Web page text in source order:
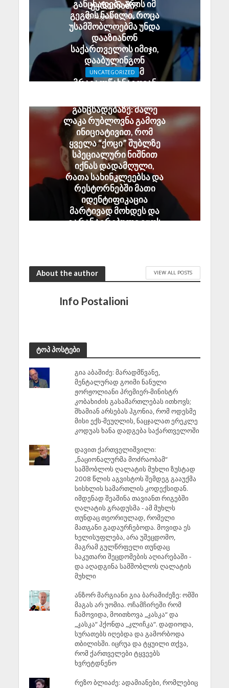
უკრაინაში?
August 8, 2026
განცხადება არის იმ
გეგმის ნაწილი, როცა
უსამშობლოებმა უნდა
დააზიანონ
საქართველოს იმიჯი,
დააბულინგონ
ტურისტები; ამ
მრავალწახნაგოვან
August 6, 2026
UNCATEGORIZED
განცხადებაზე: მალე
ლაკა რუბლოვნა გამოვა
ინიციატივით, რომ
ყველა “ქოცი” შუბლზე
სპეციალური ნიშნით
იქნას დადამღული,
რათა სახინკლეებსა და
რესტორნებში მათი
იდენტიფიკაცია
მარტივად მოხდეს და
გარანტირებული იყოს
About the author VIEW ALL POSTS
Info Postalioni
ტოპ პოსტები
გია აბაშიძე: მარადმწვანე,
მენტალურად გოიმი ნანული
ჟორჟოლიანი პრემიერ-მინისტრ
კობახიძის გასამართლებას ითხოვს;
შხამიან არსებას ჰგონია, რომ ოდესმე
მისი ექს-მეუღლის, ნაცჯალათ ერეკლე
კოდუას ხანა დადგება საქართველოში
დავით ქართველიშვილი:
„ნაციონალურმა მოძრაობამ“
სამშობლოს ღალატის მუხლი ზუსტად
2008 წლის აგვისტოს შემდეგ გააუქმა
სისხლის სამართლის კოდექსიდან.
იმდენად შეაშინა თავიანთ რიგებში
ღალატის გრადუსმა - ამ მუხლს
თუნდაც თეორიულად, რომელი
მათგანი გადაურჩებოდა. მოვიდა ეს
ხელისუფლება, არა უშეცდომო,
მაგრამ გულწრფელი თუნდაც
საკუთარი შეცდომების აღიარებაში -
და აღადგინა სამშობლოს ღალატის
მუხლი
ანზორ მარგიანი გია ბარამიძეზე: ომში
მაგას არ უომია. ოჩამჩირეში რომ
ჩამოვიდა, მოითხოვა „კასკა“ და
„კასკა“ ჰქონდა „კლიჩკა“. დადიოდა,
სურათებს იღებდა და გამორბოდა
თბილისში. იცრუა და ტყუილი თქვა,
რომ ქართველები ტყვეებს
ხვრეტდნენო
რეზო ბლიაძე: ადამიანები, რომლებიც